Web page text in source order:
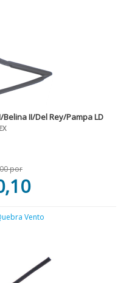
II/Del Rey/Pampa LD
por
Vento